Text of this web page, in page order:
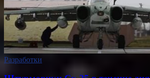
Разработки